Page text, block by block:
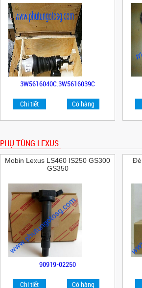
3W5616040C,3W5616039C
Chi tiết Có hàng
PHỤ TÙNG LEXUS
Mobin Lexus LS460 IS250 GS300
GS350
90919-02250
Chi tiết Có hàng